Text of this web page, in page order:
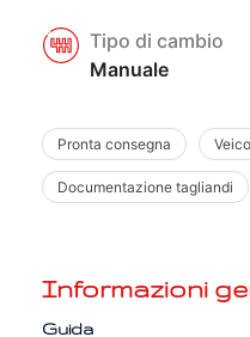
Tipo di cambio
Manuale
Pronta consegna
Documentazione tagliandi
Informazioni
Guida